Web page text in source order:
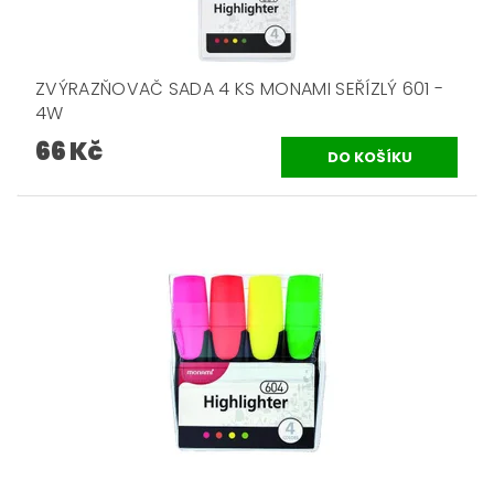
ZVÝRAZŇOVAČ SADA 4 KS MONAMI SEŘÍZLÝ 601 -
4W
66 Kč